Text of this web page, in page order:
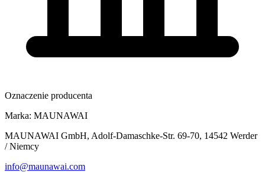
Oznaczenie producenta
Marka: MAUNAWAI
MAUNAWAI GmbH, Adolf-Damaschke-Str. 69-70, 14542 Werder
/ Niemcy
info@maunawai.com